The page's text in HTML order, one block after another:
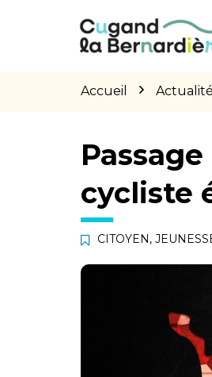
Accueil
cycliste
CITOYEN,